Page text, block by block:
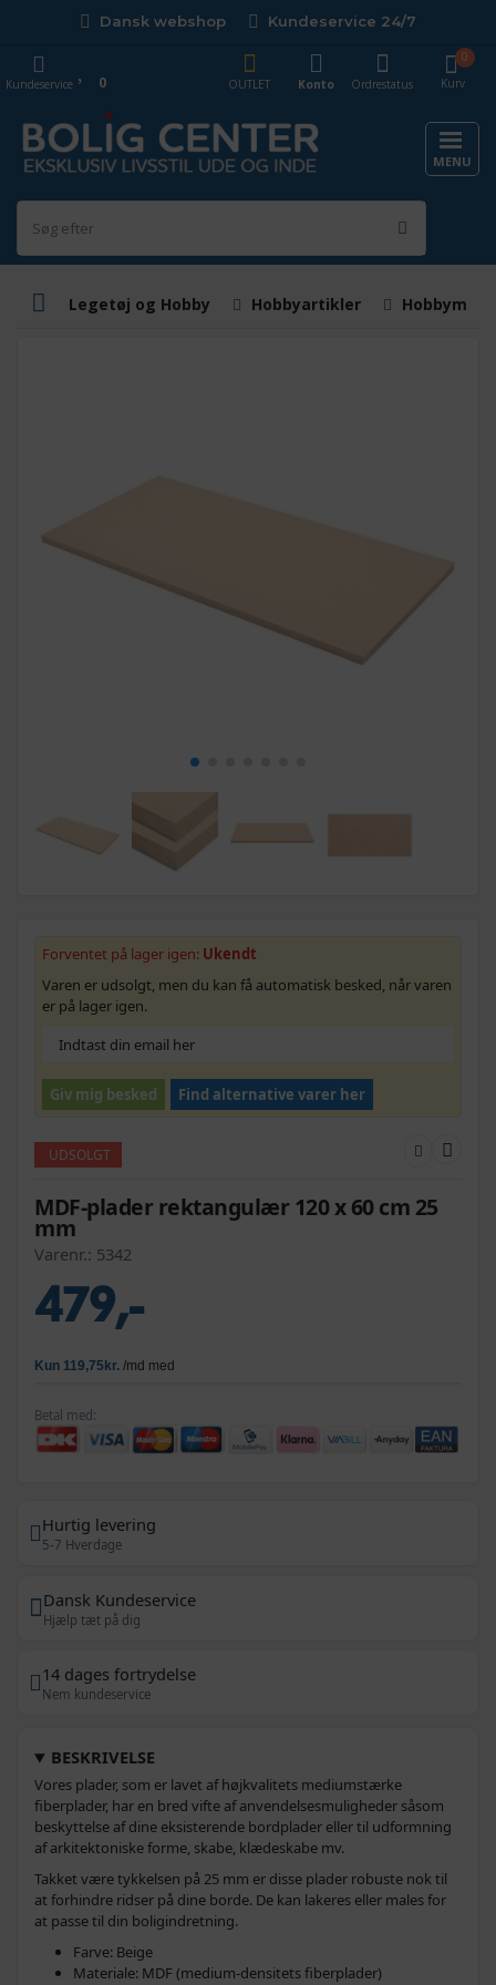
Dansk webshop Kundeservice 24/7
Kurv
0
OUTLET
Konto Ordrestatus
Kundeservice 0
MENU
Legetøj og Hobby Hobbyartikler
Forventet på lager igen: Ukendt
Varen er udsolgt, men du kan få automatisk besked, når varen
er på lager igen.
Giv mig besked Find alternative varer her
UDSOLGT
MDF-plader rektangulær 120 x 60 cm 25
mm
Varenr.: 5342
479,-
Betal med:
Hurtig levering
5-7 Hverdage
Dansk Kundeservice
Hjælp tæt på dig
14 dages fortrydelse
Nem kundeservice
BESKRIVELSE
Vores plader, som er lavet af højkvalitets mediumstærke
fiberplader, har en bred vifte af anvendelsesmuligheder såsom
beskyttelse af dine eksisterende bordplader eller til udformning
af arkitektoniske forme, skabe, klædeskabe mv.
Takket være tykkelsen på 25 mm er disse plader robuste nok til
at forhindre ridser på dine borde. De kan lakeres eller males for
at passe til din boligindretning.
Farve: Beige
Materiale: MDF (medium-densitets fiberplader)